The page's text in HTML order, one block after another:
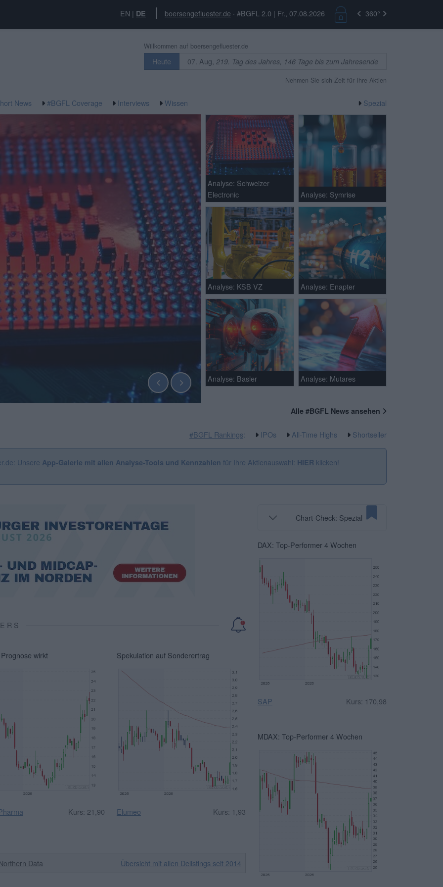
EN | DE boersengefluester.de · #BGFL 2.0 | Fr., 07.08.2026 360°
Willkommen auf boersengefluester.de
Heute 07. Aug, 219. Tag des Jahres, 146 Tage bis zum Jahresende
Nehmen Sie sich Zeit für Ihre Aktien
News #BGFL Coverage Interviews Wissen Spezial
Analyse: Schweizer
Electronic
Analyse: Symrise
Analyse: KSB VZ Analyse: Enapter
Analyse: Basler Analyse: Mutares
Alle #BGFL News ansehen
#BGFL Rankings: IPOs All-Time Highs Shortseller
Unsere App-Galerie mit allen Analyse-Tools und Kennzahlen für Ihre Aktienauswahl: HIER klicken!
wirkt
Kurs: 21,90
Spekulation auf Sonderertrag
Elumeo Kurs: 1,93
Data Übersicht mit allen Delistings seit 2014
Chart-Check: Spezial
DAX: Top-Performer 4 Wochen
SAP Kurs: 170,98
MDAX: Top-Performer 4 Wochen